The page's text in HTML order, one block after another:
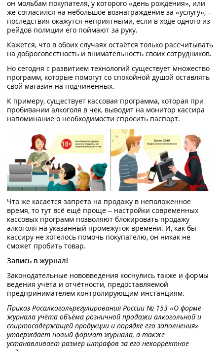
он мольбам покупателя, у которого «день рождения», или
же согласился на небольшое вознаграждение за «услугу», –
последствия окажутся неприятными, если в ходе одного из
рейдов полиции его поймают за руку.
Кажется, что в обоих случаях остаётся только рассчитывать
на добросовестность и внимательность своих сотрудников.
Но сегодня с развитием технологий существует множество
программ, которые помогут со спокойной душой оставлять
свой магазин на подчинённых.
К примеру, существует кассовая программа, которая при
пробивании алкоголя в чек, выводит на монитор кассира
напоминание о необходимости спросить паспорт.
Что же касается запрета на продажу в неположенное
время, то тут всё ещё проще – настройки современных
кассовых программ позволяют блокировать продажу
алкоголя на указанный промежуток времени. И, как бы
кассиру не хотелось помочь покупателю, он никак не
сможет пробить товар.
Запись в журнал!
Законодательные нововведения коснулись также и формы
ведения учёта и отчётности, предоставляемой
предпринимателем контролирующим инстанциям.
Приказ Росалкогольрегулирования России № 153 «О форме
журнала учёта объёма розничной продажи алкогольной и
спиртосодержащей продукции и порядке его заполнения»
утверждает новый формат журнала, а также
устанавливает размер штрафов за его некорректное